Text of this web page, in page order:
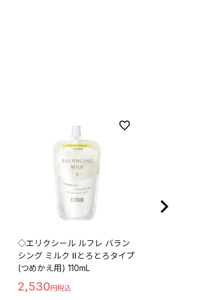
◇エリクシール ルフレ バラン
シング ミルク Ⅱとろとろタイプ
(つめかえ用) 110mL
2,530